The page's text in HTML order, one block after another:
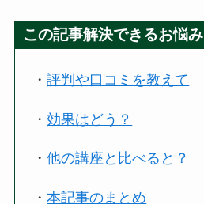
この記事解決できるお悩み
・評判や口コミを教えて
・効果はどう？
・他の講座と比べると？
・本記事のまとめ